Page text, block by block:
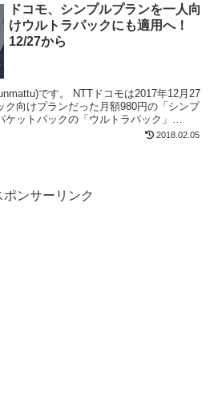
ドコモ、シンプルプランを一人向
けウルトラパックにも適用へ！
12/27から
です。 NTTドコモは2017年12月27
ク向けプランだった月額980円の「シンプ
ットパックの「ウルトラパック」
2018.02.05
ポンサーリンク